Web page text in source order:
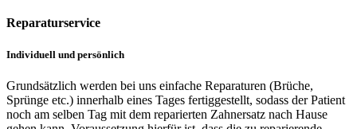
Reparaturservice
Individuell und persönlich
Grundsätzlich werden bei uns einfache Reparaturen (Brüche,
Sprünge etc.) innerhalb eines Tages fertiggestellt, sodass der Patient
noch am selben Tag mit dem reparierten Zahnersatz nach Hause